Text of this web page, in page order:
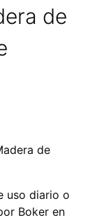
de
de
uso diario o
Boker en